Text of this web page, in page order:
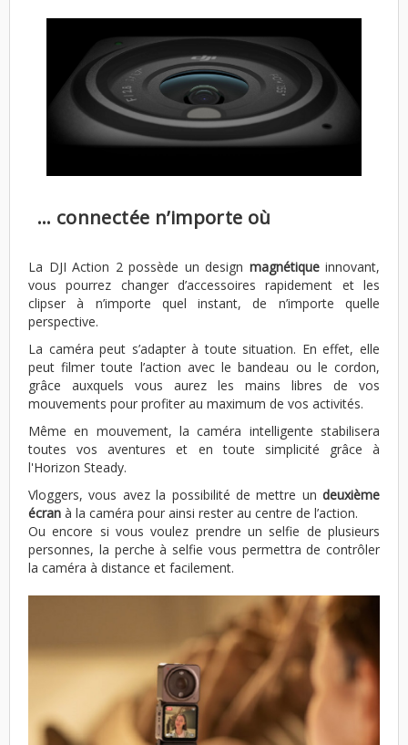
… connectée n’importe où
La DJI Action 2 possède un design magnétique innovant,
vous pourrez changer d’accessoires rapidement et les
clipser à n’importe quel instant, de n’importe quelle
perspective.
La caméra peut s’adapter à toute situation. En effet, elle
peut filmer toute l’action avec le bandeau ou le cordon,
grâce auxquels vous aurez les mains libres de vos
mouvements pour profiter au maximum de vos activités.
Même en mouvement, la caméra intelligente stabilisera
toutes vos aventures et en toute simplicité grâce à
l'Horizon Steady.
Vloggers, vous avez la possibilité de mettre un deuxième
écran à la caméra pour ainsi rester au centre de l’action.
Ou encore si vous voulez prendre un selfie de plusieurs
personnes, la perche à selfie vous permettra de contrôler
la caméra à distance et facilement.